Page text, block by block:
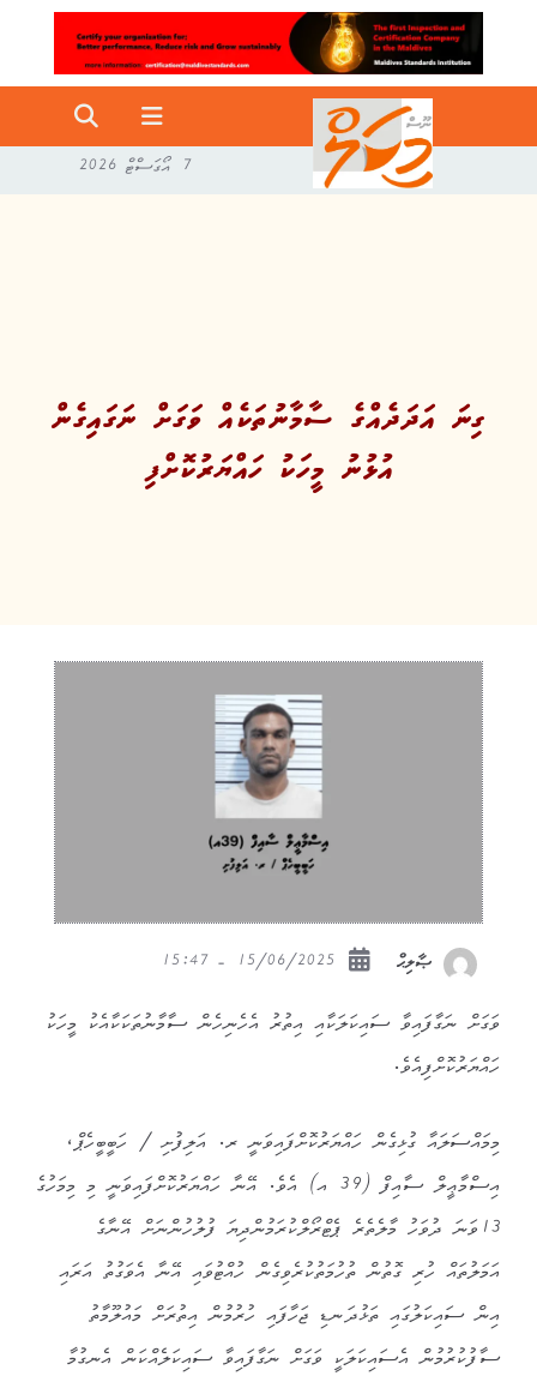
7 އޯގަސްޓް 2026
ގިނަ އަދަދެއްގެ ސާމާނުތަކެއް ވަގަށް ނަގައިގެން
އުޅުނު މީހަކު ހައްޔަރުކޮށްފި
ޞާލިޙް
ވަގަށް ނަގާފައިވާ ސައިކަލަކާއި އިތުރު އެހެނިހެން ސާމާނުތަކަކާއެކު މީހަކު
ހައްޔަރުކޮށްފިއެވެ.
މިމައްސަލައާ ގުޅިގެން ހައްޔަރުކޮށްފައިވަނީ ރ. އަލިފުށި / ހަބީބީހެޕް،
އިސްމާޢީލް ސާއިފް (39 އ) އެވެ. އޭނާ ހައްޔަރުކޮށްފައިވަނީ މި މިމަހުގެ
13ވަނަ ދުވަހު މާލެތެރެ ޕެޓްރޯލްކުރަމުންދިޔަ ފުލުހުންނަށް އޭނާގެ
އަމަލުތައް ހުރި ގޮތުން ތުހުމަތުކުރެވިގެން ހުއްޓުވައި އޭނާ އެވަގުތު އަރައި
އިން ސައިކަލުގައި ތަޅުދަނޑި ޖަހާފައި ހުރުމުން އިތުރަށް މައުލޫމާތު
ސާފުކުރުމުން އެސައިކަލަކީ ވަގަށް ނަގާފައިވާ ސައިކަލެއްކަން އެނގުމާ